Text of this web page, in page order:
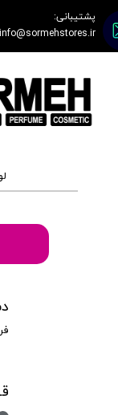
پشتیبانی:
info@sormehstores.ir